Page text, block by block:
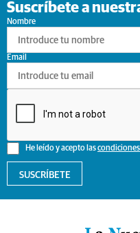
Suscríbete a
Nombre
He leído y acepto las
Email
SUSCRÍBETE